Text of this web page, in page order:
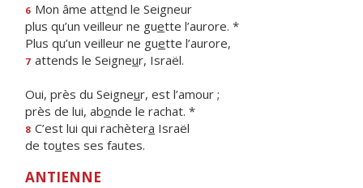
6 Mon âme attend le Seigneur
plus qu’un veilleur ne guette l’aurore. *
Plus qu’un veilleur ne guette l’aurore,
7 attends le Seigneur, Israël.
Oui, près du Seigneur, est l’amour ;
près de lui, abonde le rachat. *
8 C’est lui qui rachètera Israël
de toutes ses fautes.
ANTIENNE